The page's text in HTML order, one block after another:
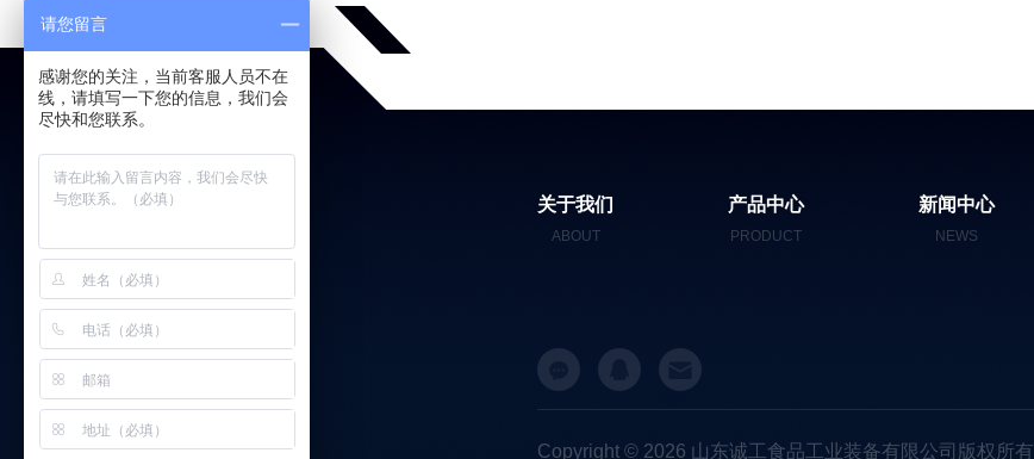
关于我们
ABOUT
产品中心
PRODUCT
新闻中心
NEWS
Copyright © 2026 山东诚工食品工业装备有限公司版权所有
请您留言
感谢您的关注，当前客服人员不在
线，请填写一下您的信息，我们会
尽快和您联系。